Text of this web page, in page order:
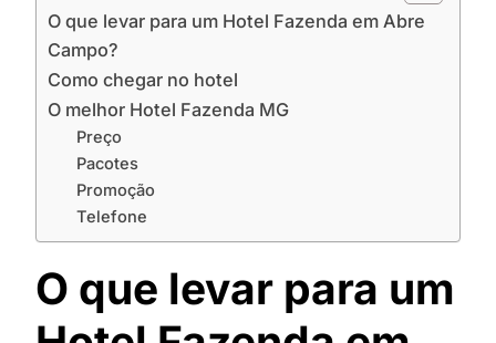
O que levar para um Hotel Fazenda em Abre
Campo?
Como chegar no hotel
O melhor Hotel Fazenda MG
Preço
Pacotes
Promoção
Telefone
O que levar para um